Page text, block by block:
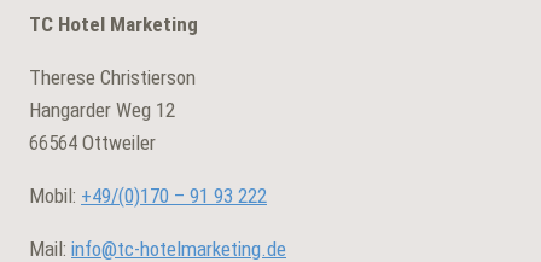
TC Hotel Marketing
Therese Christierson
Hangarder Weg 12
66564 Ottweiler
Mobil: +49/(0)170 – 91 93 222
Mail: info@tc-hotelmarketing.de